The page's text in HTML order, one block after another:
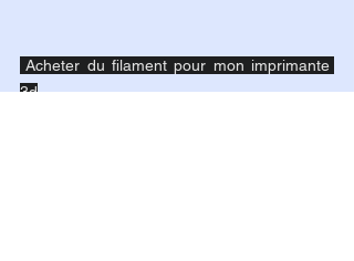
Acheter du filament pour mon imprimante
3d